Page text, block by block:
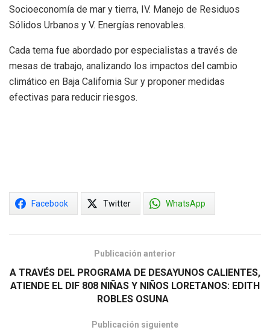
Socioeconomía de mar y tierra, IV. Manejo de Residuos
Sólidos Urbanos y V. Energías renovables.
Cada tema fue abordado por especialistas a través de
mesas de trabajo, analizando los impactos del cambio
climático en Baja California Sur y proponer medidas
efectivas para reducir riesgos.
Facebook Twitter WhatsApp
Publicación anterior
A TRAVÉS DEL PROGRAMA DE DESAYUNOS CALIENTES,
ATIENDE EL DIF 808 NIÑAS Y NIÑOS LORETANOS: EDITH
ROBLES OSUNA
Publicación siguiente